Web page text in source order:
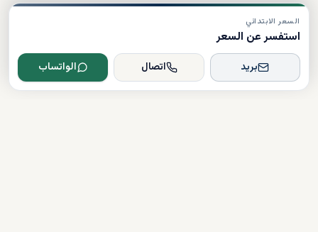
السعر الابتدائي
استفسر عن السعر
بريد اتصال الواتساب